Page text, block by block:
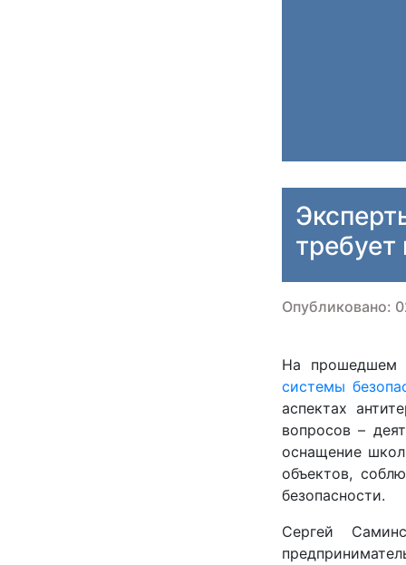
Опубликовано:
На прошедшем
системы
аспектах
вопросов –
оснащение
объектов,
безопасности.
Сергей